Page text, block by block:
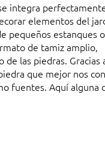
integra
elementos del
pequeños estanques
de tamiz amplio,
las piedras. Gracias
que mejor nos
fuentes. Aquí alguna